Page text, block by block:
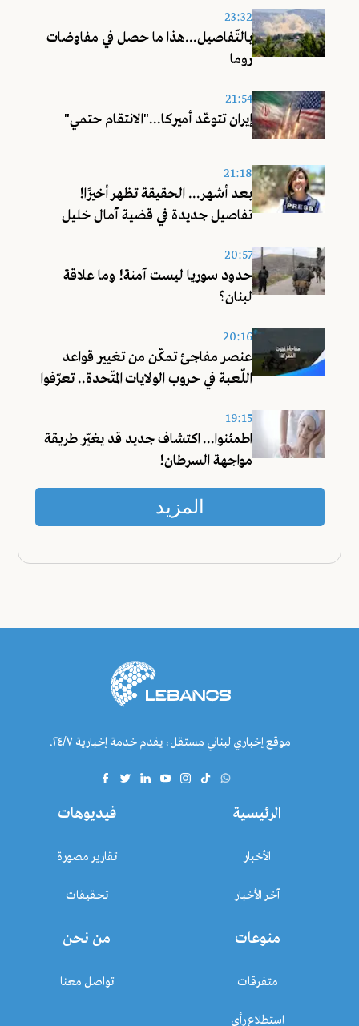
23:32
بالتّفاصيل...هذا ما حصل في مفاوضات
روما
21:54
إيران تتوعّد أميركا..."الانتقام حتمي"
21:18
بعد أشهر... الحقيقة تظهر أخيرًا!
تفاصيل جديدة في قضية آمال خليل
20:57
حدود سوريا ليست آمنة! وما علاقة
لبنان؟
20:16
عنصر مفاجئ تمكّن من تغيير قواعد
اللّعبة في حروب الولايات المتّحدة.. تعرّفوا
19:15
اطمئنوا... اكتشاف جديد قد يغيّر طريقة
مواجهة السرطان!
المزيد
موقع إخباري لبناني مستقل، يقدم خدمة إخبارية ٢٤/٧.
الرئيسية
الأخبار
آخر الأخبار
فيديوهات
تقارير مصورة
تحقيقات
منوعات
متفرقات
استطلاع رأي
من نحن
تواصل معنا